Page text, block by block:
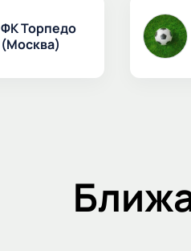
ФК Торпедо
(Москва)